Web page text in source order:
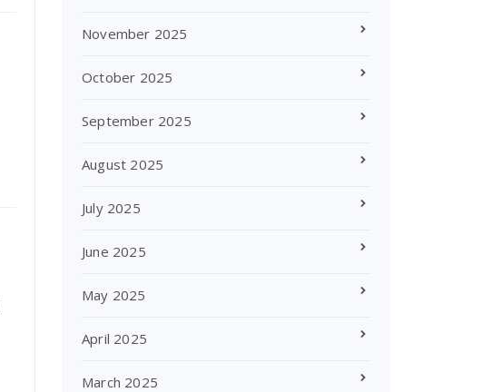
November 2025
October 2025
September 2025
August 2025
July 2025
June 2025
May 2025
April 2025
March 2025